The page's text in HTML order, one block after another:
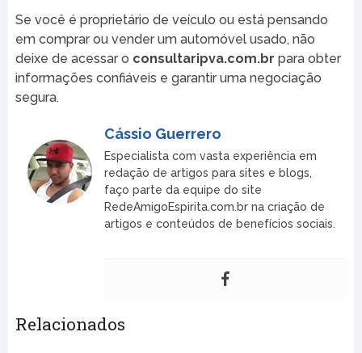
Se você é proprietário de veículo ou está pensando
em comprar ou vender um automóvel usado, não
deixe de acessar o consultaripva.com.br para obter
informações confiáveis e garantir uma negociação
segura.
Cássio Guerrero
Especialista com vasta experiência em
redação de artigos para sites e blogs,
faço parte da equipe do site
RedeAmigoEspirita.com.br na criação de
artigos e conteúdos de benefícios sociais.
Relacionados